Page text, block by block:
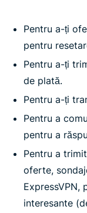
Pentru a-ți
pentru
Pentru a-ți
de plată.
Pentru a-ți
Pentru a
pentru a
Pentru a
oferte,
ExpressVPN,
interesante